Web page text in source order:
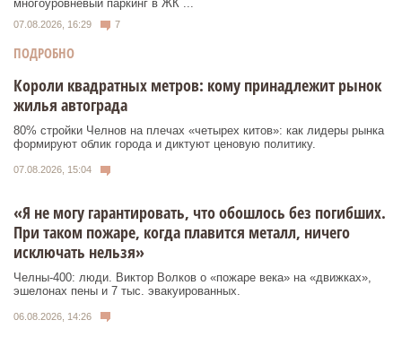
многоуровневый паркинг в ЖК ...
07.08.2026, 16:29 7
ПОДРОБНО
Короли квадратных метров: кому принадлежит рынок
жилья автограда
80% стройки Челнов на плечах «четырех китов»: как лидеры рынка
формируют облик города и диктуют ценовую политику.
07.08.2026, 15:04
«Я не могу гарантировать, что обошлось без погибших.
При таком пожаре, когда плавится металл, ничего
исключать нельзя»
Челны-400: люди. Виктор Волков о «пожаре века» на «движках»,
эшелонах пены и 7 тыс. эвакуированных.
06.08.2026, 14:26